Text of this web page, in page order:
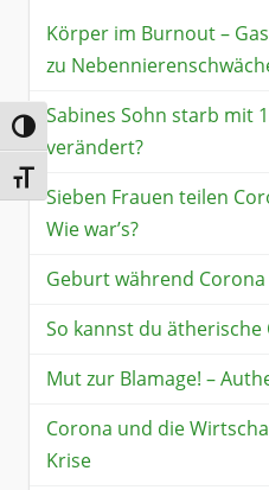
Umschalten auf hohe
Schrift vergrößern
Körper im Burnout –
zu
Sabines Sohn starb mit
verändert?
Sieben Frauen teilen
Wie war’s?
Geburt während
So kannst du ätherische
Mut zur Blamage! –
Corona und die
Krise